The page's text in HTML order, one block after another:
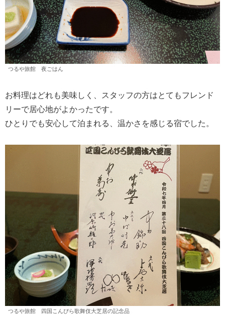
つるや旅館 夜ごはん
お料理はどれも美味しく、スタッフの方はとてもフレンド
リーで居心地がよかったです。
ひとりでも安心して泊まれる、温かさを感じる宿でした。
つるや旅館 四国こんぴら歌舞伎大芝居の記念品